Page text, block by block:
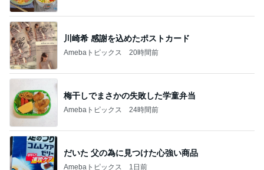
川崎希 感謝を込めたポストカード
Amebaトピックス 20時間前
梅干しでまさかの失敗した学童弁当
Amebaトピックス 24時間前
だいた 父の為に見つけた心強い商品
Amebaトピックス 1日前